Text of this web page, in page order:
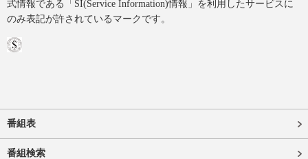
式情報である「SI(Service Information)情報」を利用したサービスに
のみ表記が許されているマークです。
番組表
番組検索